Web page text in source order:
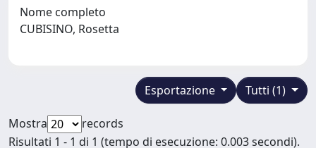
Nome completo
CUBISINO, Rosetta
Tutti (1)
Esportazione
Mostra
records
Risultati 1 - 1 di 1 (tempo di esecuzione: 0.003 secondi).